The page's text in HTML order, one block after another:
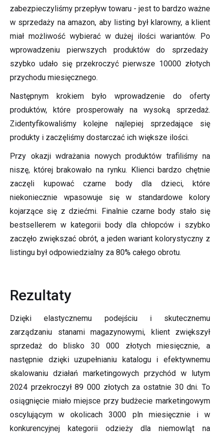
zabezpieczyliśmy przepływ towaru - jest to bardzo ważne
w sprzedaży na amazon, aby listing był klarowny, a klient
miał możliwość wybierać w dużej ilości wariantów. Po
wprowadzeniu pierwszych produktów do sprzedaży
szybko udało się przekroczyć pierwsze 10000 złotych
przychodu miesięcznego.
Następnym krokiem było wprowadzenie do oferty
produktów, które prosperowały na wysoką sprzedaż.
Zidentyfikowaliśmy kolejne najlepiej sprzedające się
produkty i zaczęliśmy dostarczać ich większe ilości.
Przy okazji wdrażania nowych produktów trafiliśmy na
niszę, której brakowało na rynku. Klienci bardzo chętnie
zaczęli kupować czarne body dla dzieci, które
niekoniecznie wpasowuje się w standardowe kolory
kojarzące się z dziećmi. Finalnie czarne body stało się
bestsellerem w kategorii body dla chłopców i szybko
zaczęło zwiększać obrót, a jeden wariant kolorystyczny z
listingu był odpowiedzialny za 80% całego obrotu.
Rezultaty
Dzięki elastycznemu podejściu i skutecznemu
zarządzaniu stanami magazynowymi, klient zwiększył
sprzedaż do blisko 30 000 złotych miesięcznie, a
następnie dzięki uzupełnianiu katalogu i efektywnemu
skalowaniu działań marketingowych przychód w lutym
2024 przekroczył 89 000 złotych za ostatnie 30 dni. To
osiągnięcie miało miejsce przy budżecie marketingowym
oscylującym w okolicach 3000 pln miesięcznie i w
konkurencyjnej kategorii odzieży dla niemowląt na